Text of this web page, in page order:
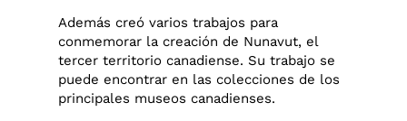
Además creó varios trabajos para
conmemorar la creación de Nunavut, el
tercer territorio canadiense. Su trabajo se
puede encontrar en las colecciones de los
principales museos canadienses.